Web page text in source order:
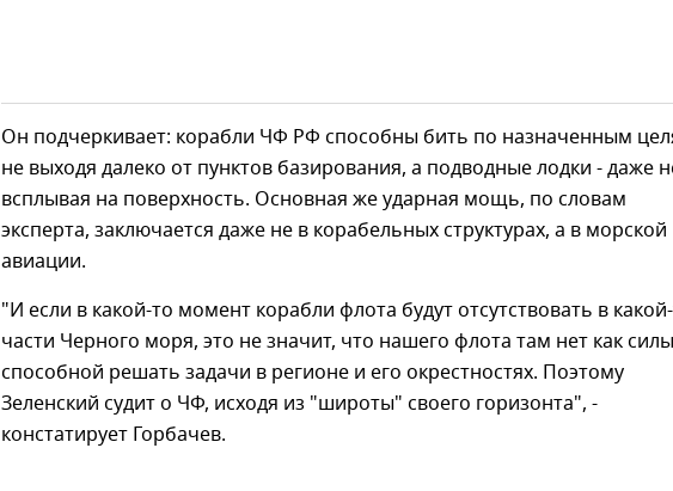
Он подчеркивает: корабли ЧФ РФ способны бить по назначенным
не выходя далеко от пунктов базирования, а подводные лодки - даже
всплывая на поверхность. Основная же ударная мощь, по словам
эксперта, заключается даже не в корабельных структурах, а в морской
авиации.
"И если в какой-то момент корабли флота будут отсутствовать в
части Черного моря, это не значит, что нашего флота там нет как
способной решать задачи в регионе и его окрестностях. Поэтому
Зеленский судит о ЧФ, исходя из "широты" своего горизонта", -
констатирует Горбачев.